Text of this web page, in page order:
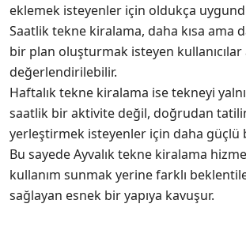
eklemek isteyenler için oldukça
Saatlik tekne kiralama, daha kısa ama
bir plan oluşturmak isteyen kullanıcılar
değerlendirilebilir.
Haftalık tekne kiralama ise tekneyi
saatlik bir aktivite değil, doğrudan
yerleştirmek isteyenler için daha güçlü
Bu sayede Ayvalık tekne kiralama
kullanım sunmak yerine farklı
sağlayan esnek bir yapıya kavuşur.